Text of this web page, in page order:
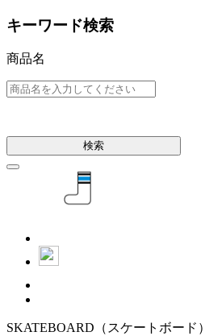
キーワード検索
商品名
検索
SKATEBOARD （スケートボード）